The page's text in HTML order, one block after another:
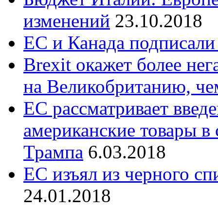
изменений 23.10.2018
ЕС и Канада
Brexit окажет более
на Великобританию,
ЕС рассматривает
американские товары
Трампа 6.03.2018
ЕС изъял из черного
24.01.2018